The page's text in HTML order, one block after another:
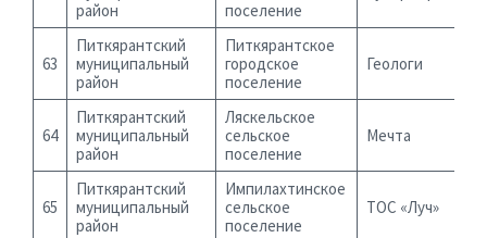
район
поселение
63
Питкярантский
муниципальный
район
Питкярантское
городское
поселение
Геологи
64
Питкярантский
муниципальный
район
Ляскельское
сельское
поселение
Мечта
65
Питкярантский
муниципальный
район
Импилахтинское
сельское
поселение
ТОС «Луч»